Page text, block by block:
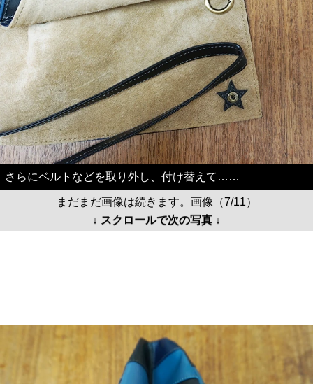
さらにベルトなどを取り外し、付け替えて……
まだまだ画像は続きます。画像（7/11）
↓ スクロールで次の写真 ↓